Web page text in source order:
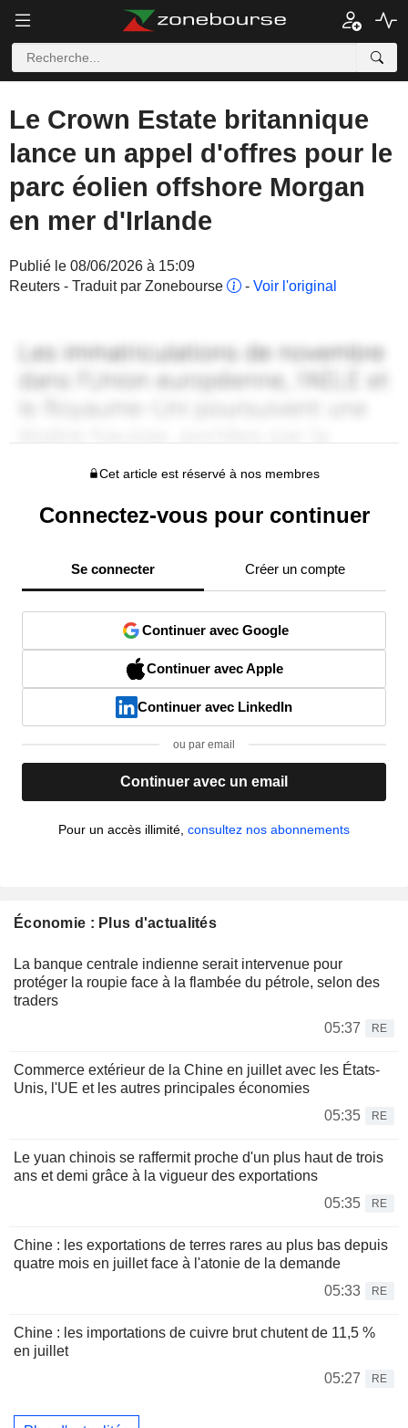
Le Crown Estate britannique
lance un appel d'offres pour le
parc éolien offshore Morgan
en mer d'Irlande
Publié le 08/06/2026 à 15:09
Reuters - Traduit par Zonebourse
- Voir l'original
Cet article est réservé à nos membres
Connectez-vous pour continuer
Se connecter Créer un compte
Continuer avec Google
Continuer avec Apple
Continuer avec LinkedIn
ou par email
Continuer avec un email
Pour un accès illimité, consultez nos abonnements
Économie : Plus d'actualités
La banque centrale indienne serait intervenue pour
protéger la roupie face à la flambée du pétrole, selon des
traders
05:37
RE
Commerce extérieur de la Chine en juillet avec les États-
Unis, l'UE et les autres principales économies
05:35
RE
Le yuan chinois se raffermit proche d'un plus haut de trois
ans et demi grâce à la vigueur des exportations
05:35
RE
Chine : les exportations de terres rares au plus bas depuis
quatre mois en juillet face à l'atonie de la demande
05:33
RE
Chine : les importations de cuivre brut chutent de 11,5 %
en juillet
05:27
RE